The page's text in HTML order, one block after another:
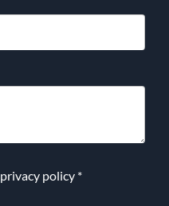
privacy policy *